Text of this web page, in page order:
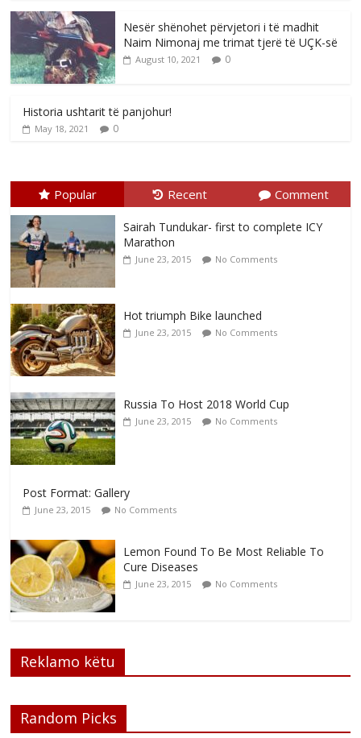
Nesër shënohet përvjetori i të madhit
Naim Nimonaj me trimat tjerë të UÇK-së
August 10, 2021 0
Historia ushtarit të panjohur!
May 18, 2021 0
Popular Recent Comment
Sairah Tundukar- first to complete ICY
Marathon
June 23, 2015 No Comments
Hot triumph Bike launched
June 23, 2015 No Comments
Russia To Host 2018 World Cup
June 23, 2015 No Comments
Post Format: Gallery
June 23, 2015 No Comments
Lemon Found To Be Most Reliable To
Cure Diseases
June 23, 2015 No Comments
Reklamo këtu
Random Picks